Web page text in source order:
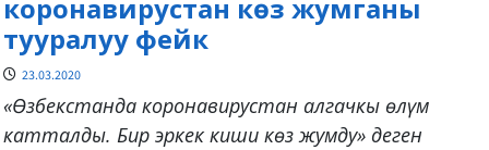
коронавирустан көз жумганы
тууралуу фейк
23.03.2020
«Өзбекстанда коронавирустан алгачкы өлүм
катталды. Бир эркек киши көз жумду» деген